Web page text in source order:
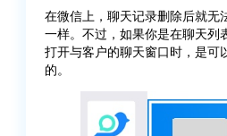
在微信上，聊天记录删除后就无
一样。不过，如果你是在聊天列
打开与客户的聊天窗口时，是可
的。